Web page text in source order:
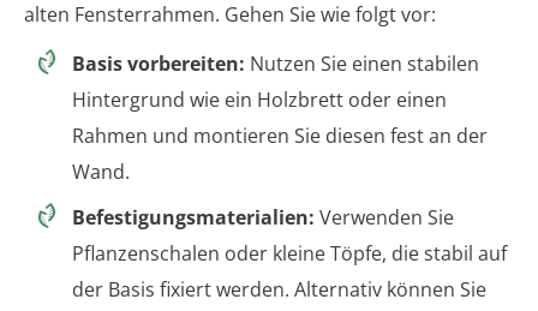
alten Fensterrahmen. Gehen Sie wie folgt vor:
Basis vorbereiten: Nutzen Sie einen stabilen
Hintergrund wie ein Holzbrett oder einen
Rahmen und montieren Sie diesen fest an der
Wand.
Befestigungsmaterialien: Verwenden Sie
Pflanzenschalen oder kleine Töpfe, die stabil auf
der Basis fixiert werden. Alternativ können Sie